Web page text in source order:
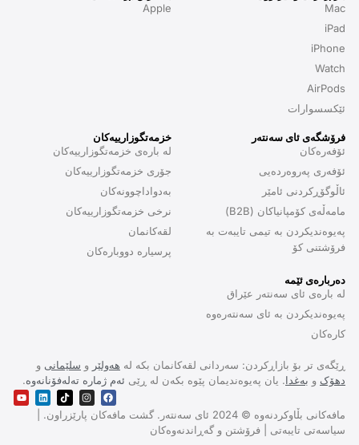
Mac
iPad
iPhone
Watch
AirPods
ئێکسسوارات
Apple
فرۆشگەی ئای سەنتەر
ئۆفەرەکان
ئۆفەری پەروەردەیی
ئاڵوگۆڕکردنی ئامێر
مامەڵەی کۆمپانیاکان (B2B)
پەیوەندیکردن بە تیمی تایبەت بە
فرۆشتنی کۆ
خزمەتگوزارییەکان
لە بارەی خزمەتگوزارییەکان
جۆری خزمەتگوزارییەکان
بەدواداچوونەکان
نرخی خزمەتگوزارییەکان
لقەکانمان
پرسیارە دووبارەکان
دەربارەی ئێمە
لە بارەی ئای سەنتەر عێراق
پەیوەندیکردن بە ئای سەنتەرەوە
کارەکان
ڕێگەی تر بۆ بازاڕکردن: سەردانی لقەکانمان بکە لە هەولێر و سلێمانی و
دهۆک و بەغدا. یان پەیوەندیمان پێوە بکەن لە ڕێی ئەم ژمارە تەلەفۆنانەوە.
مافەکانی بڵاوکردنەوە © 2024 ئای سەنتەر. گشت مافەکان پارێزراون. |
سیاسەتی تایبەتی | فرۆشتن و گەڕاندنەوەکان